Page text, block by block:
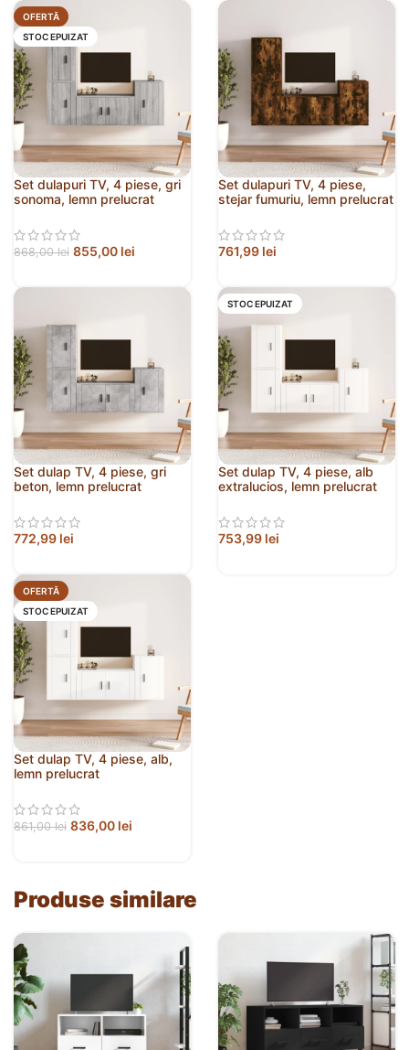
OFERTĂ
STOC EPUIZAT
Set dulapuri TV, 4 piese, gri
sonoma, lemn prelucrat
868,00lei 855,00 lei
Set dulapuri TV, 4 piese,
stejar fumuriu, lemn prelucrat
761,99 lei
Set dulap TV, 4 piese, gri
beton, lemn prelucrat
772,99 lei
STOC EPUIZAT
Set dulap TV, 4 piese, alb
extralucios, lemn prelucrat
753,99 lei
OFERTĂ
STOC EPUIZAT
Set dulap TV, 4 piese, alb,
lemn prelucrat
861,00lei 836,00 lei
Produse similare